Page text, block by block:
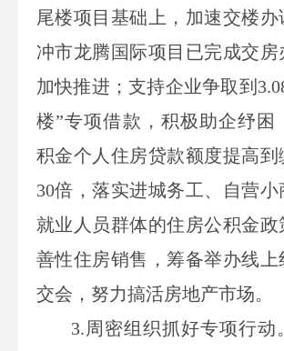
尾楼项目基础上，加速交楼办
冲市龙腾国际项目已完成交房
加快推进；支持企业争取到
楼”专项借款，积极助企纾困
积金个人住房贷款额度提高到
30倍，落实进城务工、自营小
就业人员群体的住房公积金政
善性住房销售，筹备举办线上
交会，努力搞活房地产市场。
3.周密组织抓好专项行动